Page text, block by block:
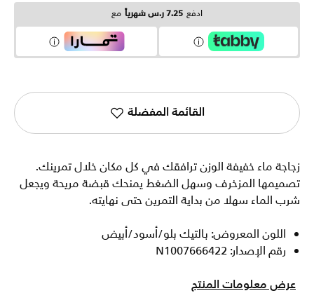
ادفع 7.25 ر.س شهرياً مع
القائمة المفضلة
زجاجة ماء خفيفة الوزن ترافقك في كل مكان خلال تمرينك.
تصميمها المزخرف وسهل الضغط يمنحك قبضة مريحة ويجعل
شرب الماء سهلا من بداية التمرين حتى نهايته.
اللون المعروض: بالتيك بلو/أسود/أبيض
رقم الإصدار: N1007666422
عرض معلومات المنتج